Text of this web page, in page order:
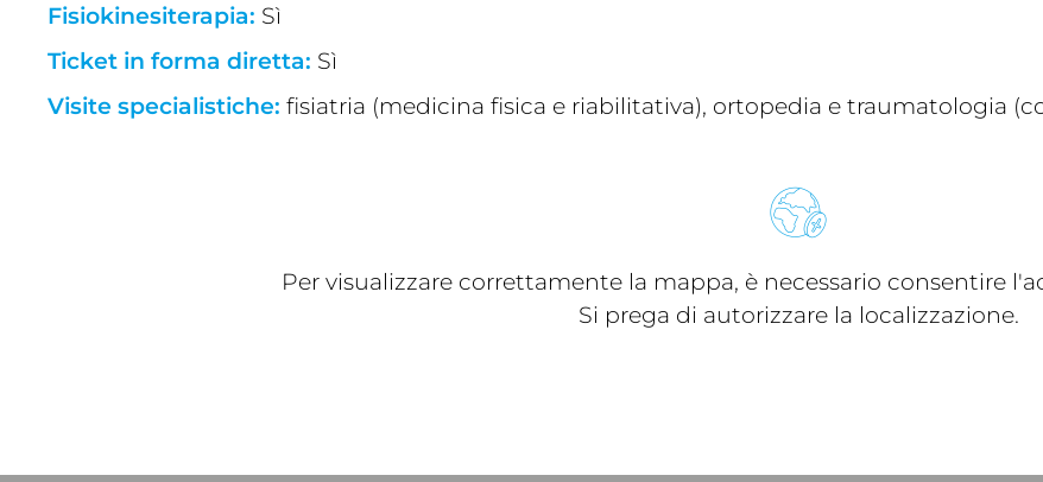
Fisiokinesiterapia: Sì
Ticket in forma diretta: Sì
Visite specialistiche: fisiatria (medicina fisica e riabilitativa), ortopedia e traumatologia
Per visualizzare correttamente la mappa, è necessario consentire
Si prega di autorizzare la localizzazione.